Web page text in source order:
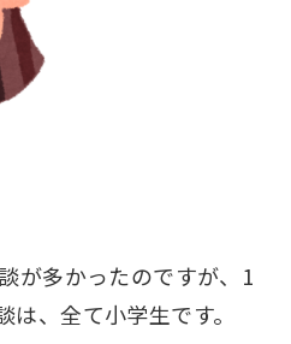
が多かったのですが、1
、全て小学生です。